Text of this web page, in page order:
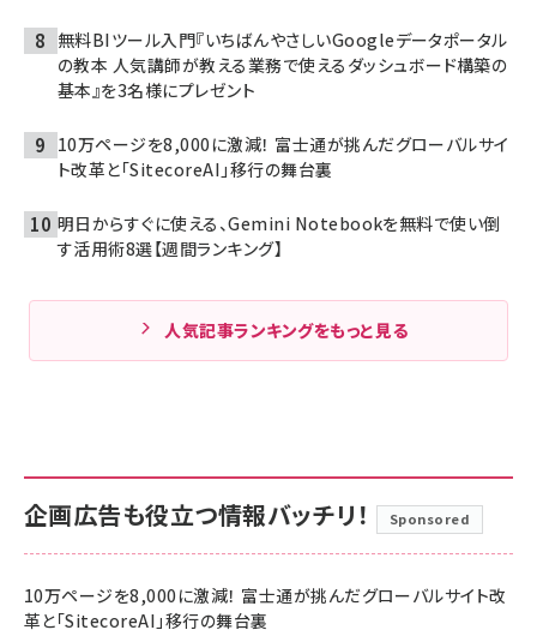
無料BIツール入門『いちばんやさしいGoogleデータポータル
の教本 人気講師が教える業務で使えるダッシュボード構築の
基本』を3名様にプレゼント
10万ページを8,000に激減！ 富士通が挑んだグローバルサイ
ト改革と「SitecoreAI」移行の舞台裏
明日からすぐに使える、Gemini Notebookを無料で使い倒
す活用術8選【週間ランキング】
人気記事ランキングをもっと見る
企画広告も役立つ情報バッチリ！ Sponsored
10万ページを8,000に激減！ 富士通が挑んだグローバルサイト改
革と「SitecoreAI」移行の舞台裏